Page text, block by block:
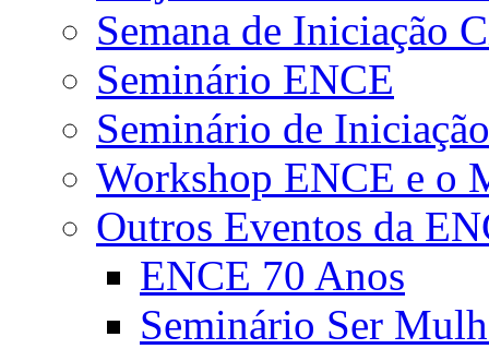
Semana de Iniciação
Seminário ENCE
Seminário de
Workshop ENCE e o
Outros Eventos da
ENCE 70 Anos
Seminário Ser